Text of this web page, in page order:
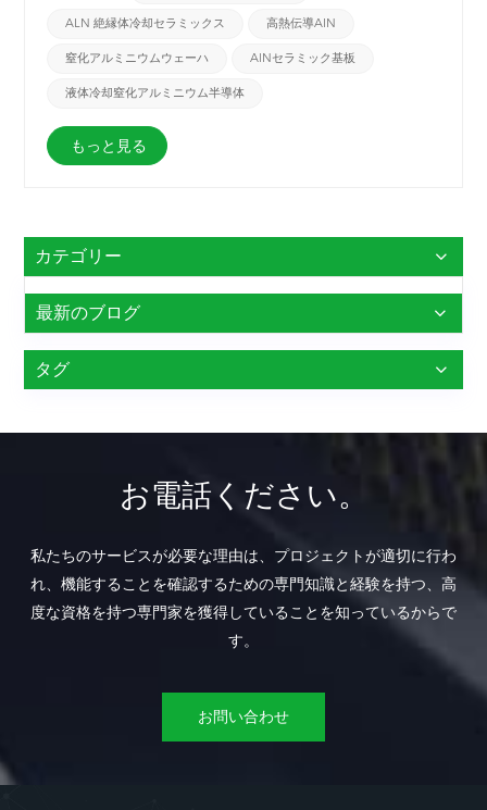
徴は、モノリシック ヒートシンクの設計がセラミックから冷却水
のシール リングが挿入されていることです。したがって、大面積
が必要な用途に最適です。
ALN 絶縁体冷却セラミックス 高熱伝導AlN
窒化アルミニウムウェーハ AlNセラミック基板
液体冷却窒化アルミニウム半導体
もっと見る
カテゴリー
最新のブログ
タグ
お電話ください。
私たちのサービスが必要な理由は、プロジェクトが適切に行わ
れ、機能することを確認するための専門知識と経験を持つ、高
度な資格を持つ専門家を獲得していることを知っているからで
す。
お問い合わせ